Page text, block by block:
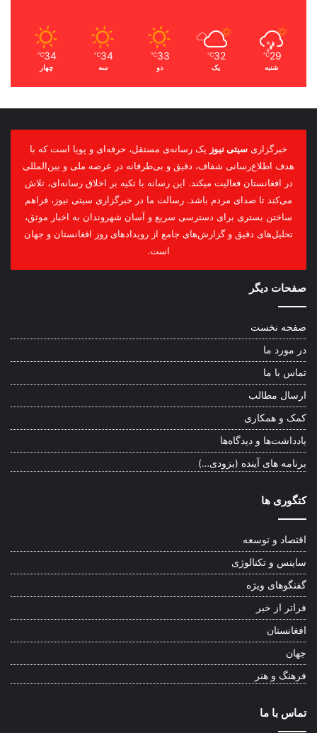
29
℃
شنبه
32
℃
یک
33
℃
دو
34
℃
سه
34
℃
چهار
خبرگزاری سیتی نیوز یک رسانه‌ی مستقل، حرفه‌ای و پویا است که با
هدف اطلاع‌رسانی شفاف، دقیق و بی‌طرفانه در عرصه ملی و بین‌المللی
در افغانستان فعالیت میکند. این رسانه با تکیه بر اخلاق رسانه‌ای، تلاش
می‌کند تا صدای مردم باشد. رسالت ما در خبرگزاری سیتی نیوز، فراهم
ساختن بستری برای دسترسی سریع و آسان شهروندان به اخبار موثق،
تحلیل‌های دقیق و گزارش‌های جامع از رویدادهای روز افغانستان و جهان
است.
صفحات دیگر
صفحه نخست
در مورد ما
تماس با ما
ارسال مطالب
کمک و همکاری
یادداشت‌ها و دیدگاه‌ها
برنامه های آینده (بزودی…)
کتگوری ها
اقتصاد و توسعه
ساینس و تکنالوژی
گفتگوهای ویژه
فراتر از خبر
افغانستان
جهان
فرهنگ و هنر
تماس با ما